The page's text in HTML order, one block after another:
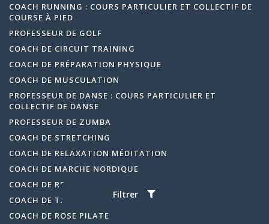
Filtrer
COACH RUNNING : COURS PARTICULIER ET COLLECTIF DE
COURSE À PIED
PROFESSEUR DE GOLF
COACH DE CIRCUIT TRAINING
COACH DE PRÉPARATION PHYSIQUE
COACH DE MUSCULATION
PROFESSEUR DE DANSE : COURS PARTICULIER ET
COLLECTIF DE DANSE
PROFESSEUR DE ZUMBA
COACH DE STRETCHING
COACH DE RELAXATION MÉDITATION
COACH DE MARCHE NORDIQUE
COACH DE RENFORCEMENT MUSCULAIRE
COACH DE TAI CHI
COACH DE ROSE PILATE